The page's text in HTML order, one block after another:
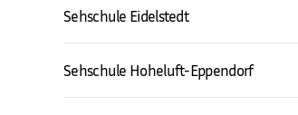
Sehschule Eidelstedt
Sehschule Hoheluft-Eppendorf